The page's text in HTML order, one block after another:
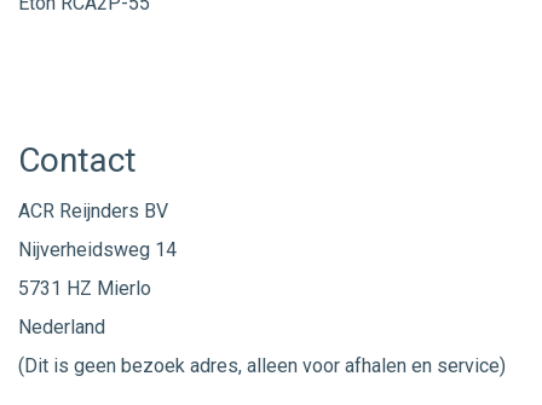
Contact
ACR Reijnders BV
Nijverheidsweg 14
5731 HZ Mierlo
Nederland
(Dit is geen bezoek adres, alleen voor afhalen en service)